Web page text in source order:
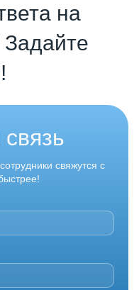
на
свяжутся с